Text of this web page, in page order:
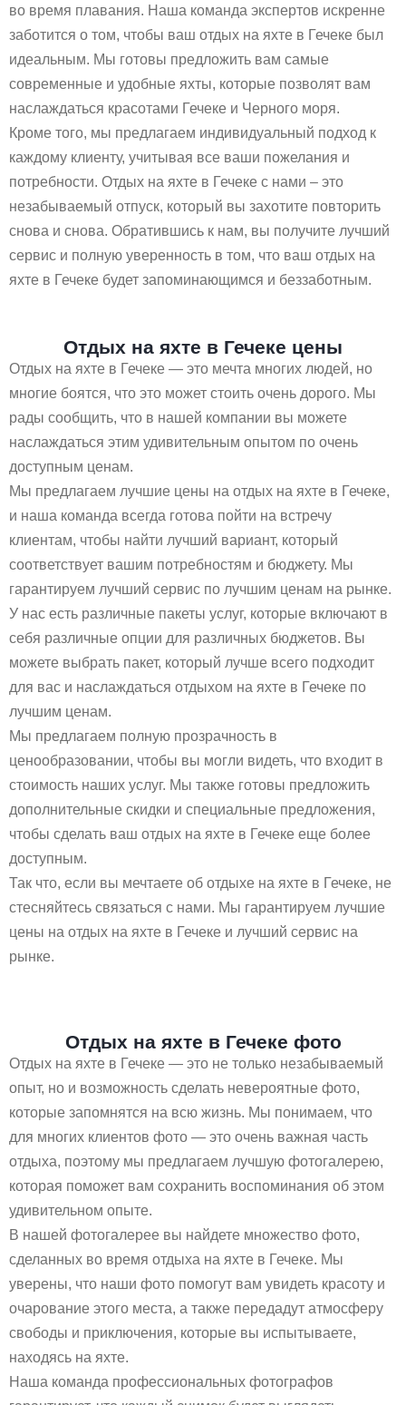
во время плавания. Наша команда экспертов искренне
заботится о том, чтобы ваш отдых на яхте в Гечеке был
идеальным. Мы готовы предложить вам самые
современные и удобные яхты, которые позволят вам
наслаждаться красотами Гечеке и Черного моря.
Кроме того, мы предлагаем индивидуальный подход к
каждому клиенту, учитывая все ваши пожелания и
потребности. Отдых на яхте в Гечеке с нами – это
незабываемый отпуск, который вы захотите повторить
снова и снова. Обратившись к нам, вы получите лучший
сервис и полную уверенность в том, что ваш отдых на
яхте в Гечеке будет запоминающимся и беззаботным.
Отдых на яхте в Гечеке цены
Отдых на яхте в Гечеке — это мечта многих людей, но
многие боятся, что это может стоить очень дорого. Мы
рады сообщить, что в нашей компании вы можете
наслаждаться этим удивительным опытом по очень
доступным ценам.
Мы предлагаем лучшие цены на отдых на яхте в Гечеке,
и наша команда всегда готова пойти на встречу
клиентам, чтобы найти лучший вариант, который
соответствует вашим потребностям и бюджету. Мы
гарантируем лучший сервис по лучшим ценам на рынке.
У нас есть различные пакеты услуг, которые включают в
себя различные опции для различных бюджетов. Вы
можете выбрать пакет, который лучше всего подходит
для вас и наслаждаться отдыхом на яхте в Гечеке по
лучшим ценам.
Мы предлагаем полную прозрачность в
ценообразовании, чтобы вы могли видеть, что входит в
стоимость наших услуг. Мы также готовы предложить
дополнительные скидки и специальные предложения,
чтобы сделать ваш отдых на яхте в Гечеке еще более
доступным.
Так что, если вы мечтаете об отдыхе на яхте в Гечеке, не
стесняйтесь связаться с нами. Мы гарантируем лучшие
цены на отдых на яхте в Гечеке и лучший сервис на
рынке.
Отдых на яхте в Гечеке фото
Отдых на яхте в Гечеке — это не только незабываемый
опыт, но и возможность сделать невероятные фото,
которые запомнятся на всю жизнь. Мы понимаем, что
для многих клиентов фото — это очень важная часть
отдыха, поэтому мы предлагаем лучшую фотогалерею,
которая поможет вам сохранить воспоминания об этом
удивительном опыте.
В нашей фотогалерее вы найдете множество фото,
сделанных во время отдыха на яхте в Гечеке. Мы
уверены, что наши фото помогут вам увидеть красоту и
очарование этого места, а также передадут атмосферу
свободы и приключения, которые вы испытываете,
находясь на яхте.
Наша команда профессиональных фотографов